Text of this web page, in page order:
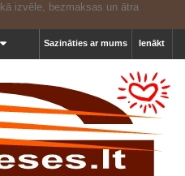
Ienākt
Sazināties ar mums